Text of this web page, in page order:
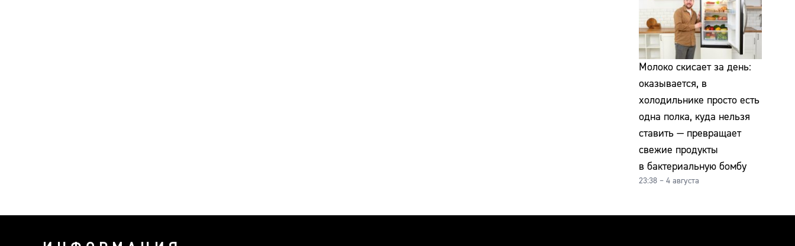
Молоко скисает за день:
оказывается, в
холодильнике просто есть
одна полка, куда нельзя
ставить — превращает
свежие продукты
в бактериальную бомбу
23:38 – 4 августа